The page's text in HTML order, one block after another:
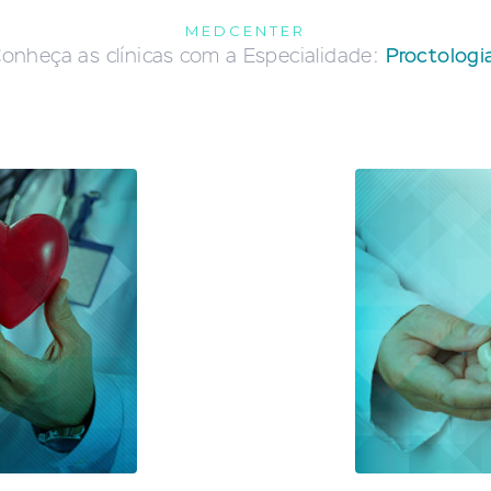
MEDCENTER
as clínicas com a Especialidade: